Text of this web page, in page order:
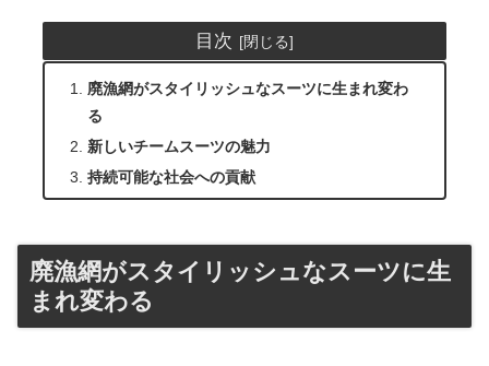
目次
廃漁網がスタイリッシュなスーツに生まれ変わ
る
新しいチームスーツの魅力
持続可能な社会への貢献
廃漁網がスタイリッシュなスーツに生
まれ変わる